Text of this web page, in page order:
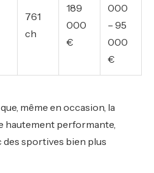
761
ch
189
000
€
000
– 95
000
€
même en occasion, la
hautement performante,
des sportives bien plus